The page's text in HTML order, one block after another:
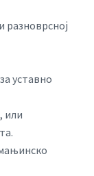
разноврсној
уставно
или